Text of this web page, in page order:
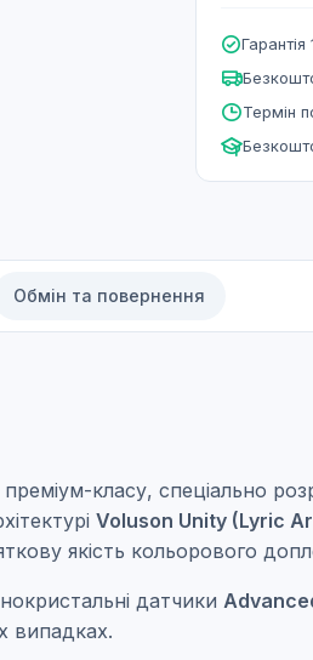
Термін
Обмін та повернення
класу, спеціально
Voluson Unity (Lyric
якість кольорового
датчики
випадках.